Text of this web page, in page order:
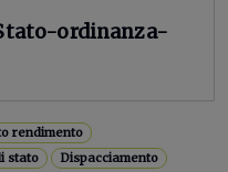
ordinanza-
rendimento
stato
Dispacciamento